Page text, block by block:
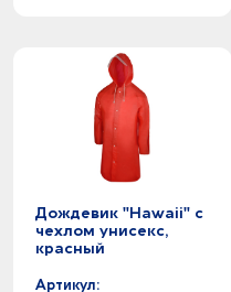
Дождевик "Hawaii" c
чехлом унисекс,
красный
Артикул: